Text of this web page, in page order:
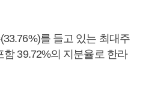
를 들고 있는 최대주
함 39.72%의 지분율로 한라